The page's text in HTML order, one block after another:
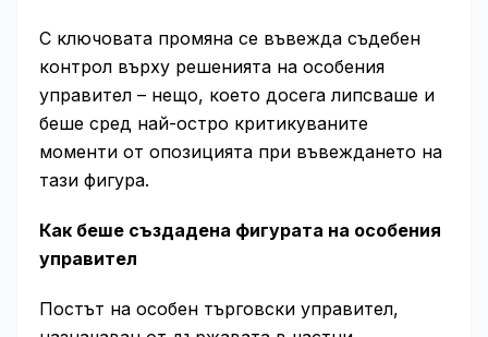
С ключовата промяна се въвежда съдебен
контрол върху решенията на особения
управител – нещо, което досега липсваше и
беше сред най-остро критикуваните
моменти от опозицията при въвеждането на
тази фигура.
Как беше създадена фигурата на особения
управител
Постът на особен търговски управител,